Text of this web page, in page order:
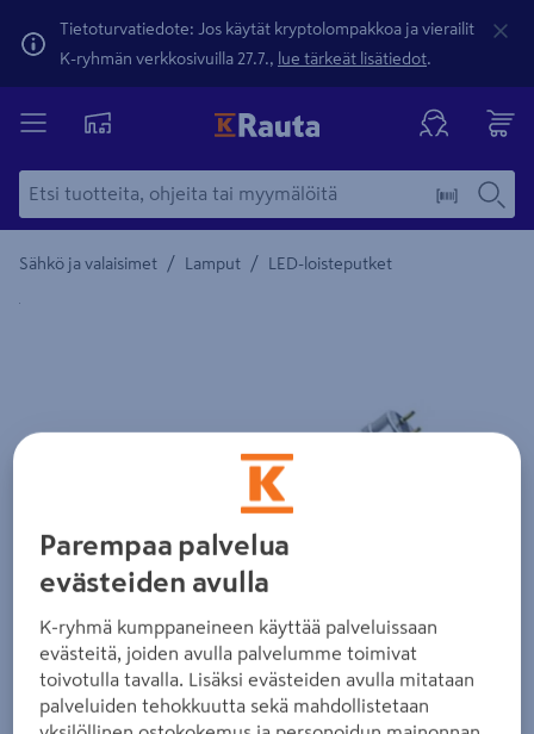
Tietoturvatiedote: Jos käytät kryptolompakkoa ja vierailit
K-ryhmän verkkosivuilla 27.7., lue tärkeät lisätiedot.
Sähkö ja valaisimet / Lamput / LED-loisteputket
Yksityiskohtainen kuvaus löytyy Tuotteen kuvaus -
Parempaa palvelua
evästeiden avulla
K-ryhmä kumppaneineen käyttää palveluissaan
evästeitä, joiden avulla palvelumme toimivat
toivotulla tavalla. Lisäksi evästeiden avulla mitataan
palveluiden tehokkuutta sekä mahdollistetaan